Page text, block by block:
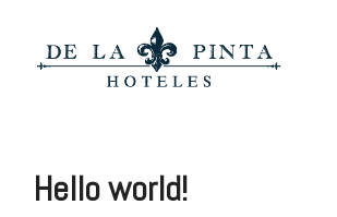
contenido
Hello world!